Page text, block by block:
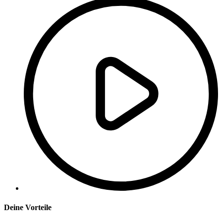
Deine Vorteile